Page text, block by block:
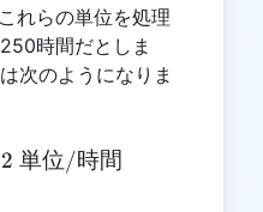
れらの単位を処理
時間だとしま
次のようになりま
TC = \frac{500}{250} =
2 単位/時間